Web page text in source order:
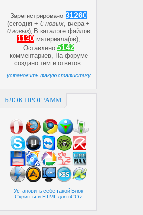
Зарегистрировано 31260
(сегодня +0 новых, вчера +
0 новых) В каталоге файлов
1130 материала(ов),
Оставлено 5142
комментариев, На форуме
созданотем иответов.
установить такую статистику
БЛОК ПРОГРАММ
Установить себе такой Блок
Скрипты и HTML для uCOz